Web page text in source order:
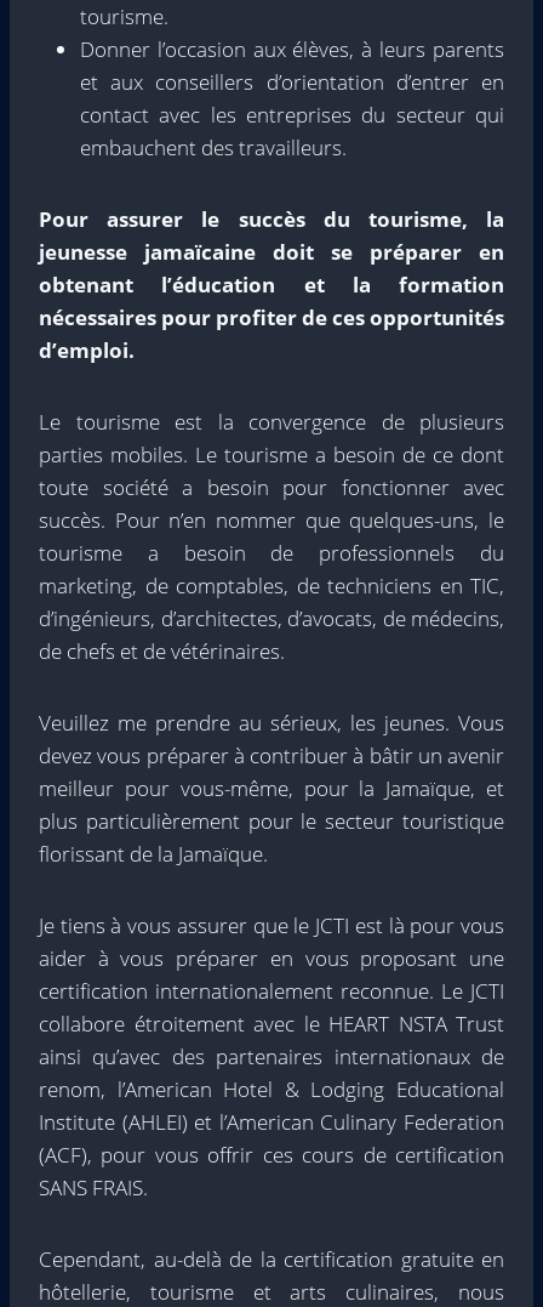
tourisme.
Donner l’occasion aux élèves, à leurs parents
et aux conseillers d’orientation d’entrer en
contact avec les entreprises du secteur qui
embauchent des travailleurs.
Pour assurer le succès du tourisme, la
jeunesse jamaïcaine doit se préparer en
obtenant l’éducation et la formation
nécessaires pour profiter de ces opportunités
d’emploi.
Le tourisme est la convergence de plusieurs
parties mobiles. Le tourisme a besoin de ce dont
toute société a besoin pour fonctionner avec
succès. Pour n’en nommer que quelques-uns, le
tourisme a besoin de professionnels du
marketing, de comptables, de techniciens en TIC,
d’ingénieurs, d’architectes, d’avocats, de médecins,
de chefs et de vétérinaires.
Veuillez me prendre au sérieux, les jeunes. Vous
devez vous préparer à contribuer à bâtir un avenir
meilleur pour vous-même, pour la Jamaïque, et
plus particulièrement pour le secteur touristique
florissant de la Jamaïque.
Je tiens à vous assurer que le JCTI est là pour vous
aider à vous préparer en vous proposant une
certification internationalement reconnue. Le JCTI
collabore étroitement avec le HEART NSTA Trust
ainsi qu’avec des partenaires internationaux de
renom, l’American Hotel & Lodging Educational
Institute (AHLEI) et l’American Culinary Federation
(ACF), pour vous offrir ces cours de certification
SANS FRAIS.
Cependant, au-delà de la certification gratuite en
hôtellerie, tourisme et arts culinaires, nous